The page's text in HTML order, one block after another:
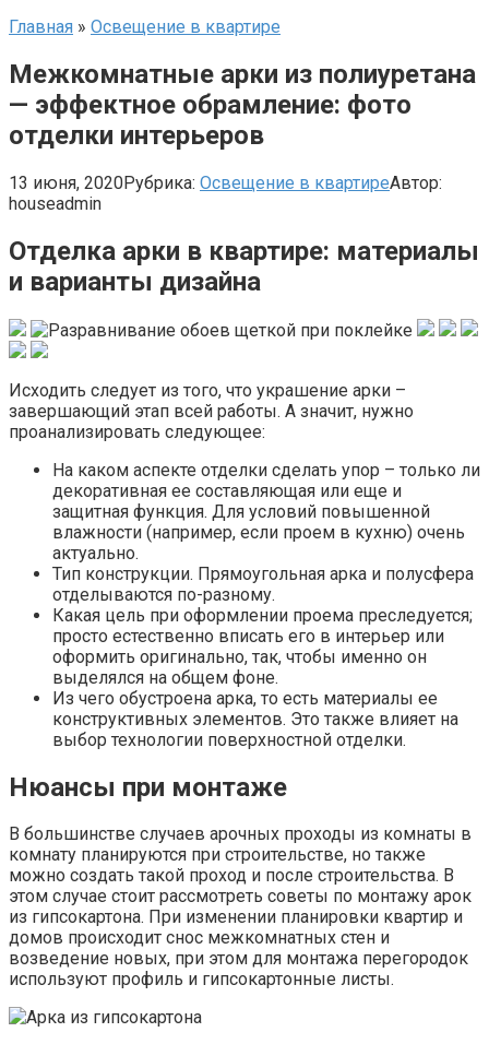
Главная » Освещение в квартире
Межкомнатные арки из полиуретана
— эффектное обрамление: фото
отделки интерьеров
13 июня, 2020Рубрика: Освещение в квартиреАвтор:
houseadmin
Отделка арки в квартире: материалы
и варианты дизайна
Исходить следует из того, что украшение арки –
завершающий этап всей работы. А значит, нужно
проанализировать следующее:
На каком аспекте отделки сделать упор – только ли
декоративная ее составляющая или еще и
защитная функция. Для условий повышенной
влажности (например, если проем в кухню) очень
актуально.
Тип конструкции. Прямоугольная арка и полусфера
отделываются по-разному.
Какая цель при оформлении проема преследуется;
просто естественно вписать его в интерьер или
оформить оригинально, так, чтобы именно он
выделялся на общем фоне.
Из чего обустроена арка, то есть материалы ее
конструктивных элементов. Это также влияет на
выбор технологии поверхностной отделки.
Нюансы при монтаже
В большинстве случаев арочных проходы из комнаты в
комнату планируются при строительстве, но также
можно создать такой проход и после строительства. В
этом случае стоит рассмотреть советы по монтажу арок
из гипсокартона. При изменении планировки квартир и
домов происходит снос межкомнатных стен и
возведение новых, при этом для монтажа перегородок
используют профиль и гипсокартонные листы.